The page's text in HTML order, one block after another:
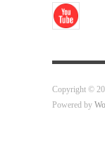
Copyright ©
Powered by